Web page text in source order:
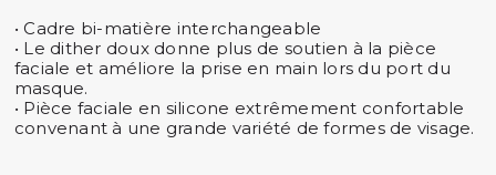
• Cadre bi-matière interchangeable
• Le dither doux donne plus de soutien à la pièce
faciale et améliore la prise en main lors du port du
masque.
• Pièce faciale en silicone extrêmement confortable
convenant à une grande variété de formes de visage.